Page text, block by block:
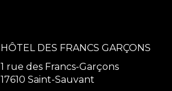
HÔTEL DES FRANCS GARÇONS
1 rue des Francs-Garçons
17610 Saint-Sauvant